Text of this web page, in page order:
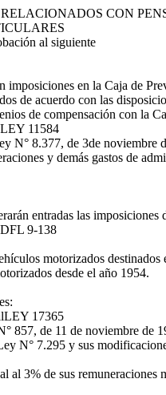
CON
al siguiente
en la Caja de
de acuerdo con las
de compensación con la
LEY 11584
N° 8.377, de 3de
y demás gastos de
entradas las
DFL 9-138
motorizados
desde el año 1954.
LEY 17365
857, de 11 de noviembre
N° 7.295 y sus
3% de sus remuneraciones